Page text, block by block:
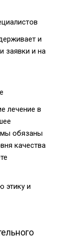
и
заявки и на
лечение в
обязаны
качества
этику и